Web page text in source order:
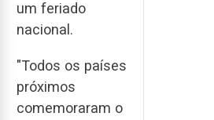
um feriado
nacional.
"Todos os países
próximos
comemoraram o